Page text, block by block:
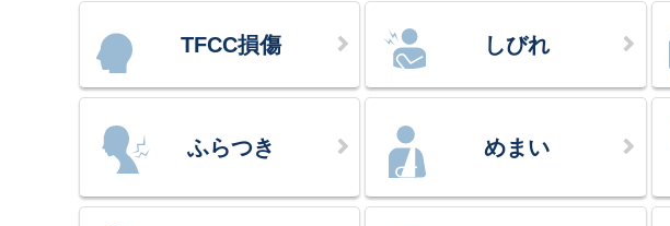
TFCC損傷 しびれ
ふらつき めまい